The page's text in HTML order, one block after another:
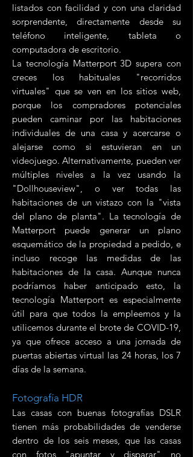
listados con facilidad y con una claridad
sorprendente, directamente desde su
teléfono inteligente, tableta o
computadora de escritorio.
La tecnología Matterport 3D supera con
creces los habituales "recorridos
virtuales" que se ven en los sitios web,
porque los compradores potenciales
pueden caminar por las habitaciones
individuales de una casa y acercarse o
alejarse como si estuvieran en un
videojuego. Alternativamente, pueden ver
múltiples niveles a la vez usando la
"Dollhouseview", o ver todas las
habitaciones de un vistazo con la "vista
del plano de planta". La tecnología de
Matterport puede generar un plano
esquemático de la propiedad a pedido, e
incluso recoge las medidas de las
habitaciones de la casa. Aunque nunca
podríamos haber anticipado esto, la
tecnología Matterport es especialmente
útil para que todos la empleemos y la
utilicemos durante el brote de COVID-19,
ya que ofrece acceso a una jornada de
puertas abiertas virtual las 24 horas, los 7
días de la semana.
Fotografía HDR
Las casas con buenas fotografías DSLR
tienen más probabilidades de venderse
dentro de los seis meses, que las casas
con fotos "apuntar y disparar" no